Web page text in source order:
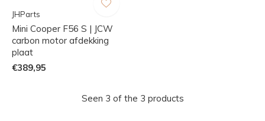
JHParts
Mini Cooper F56 S | JCW
carbon motor afdekking
plaat
€389,95
Seen 3 of the 3 products